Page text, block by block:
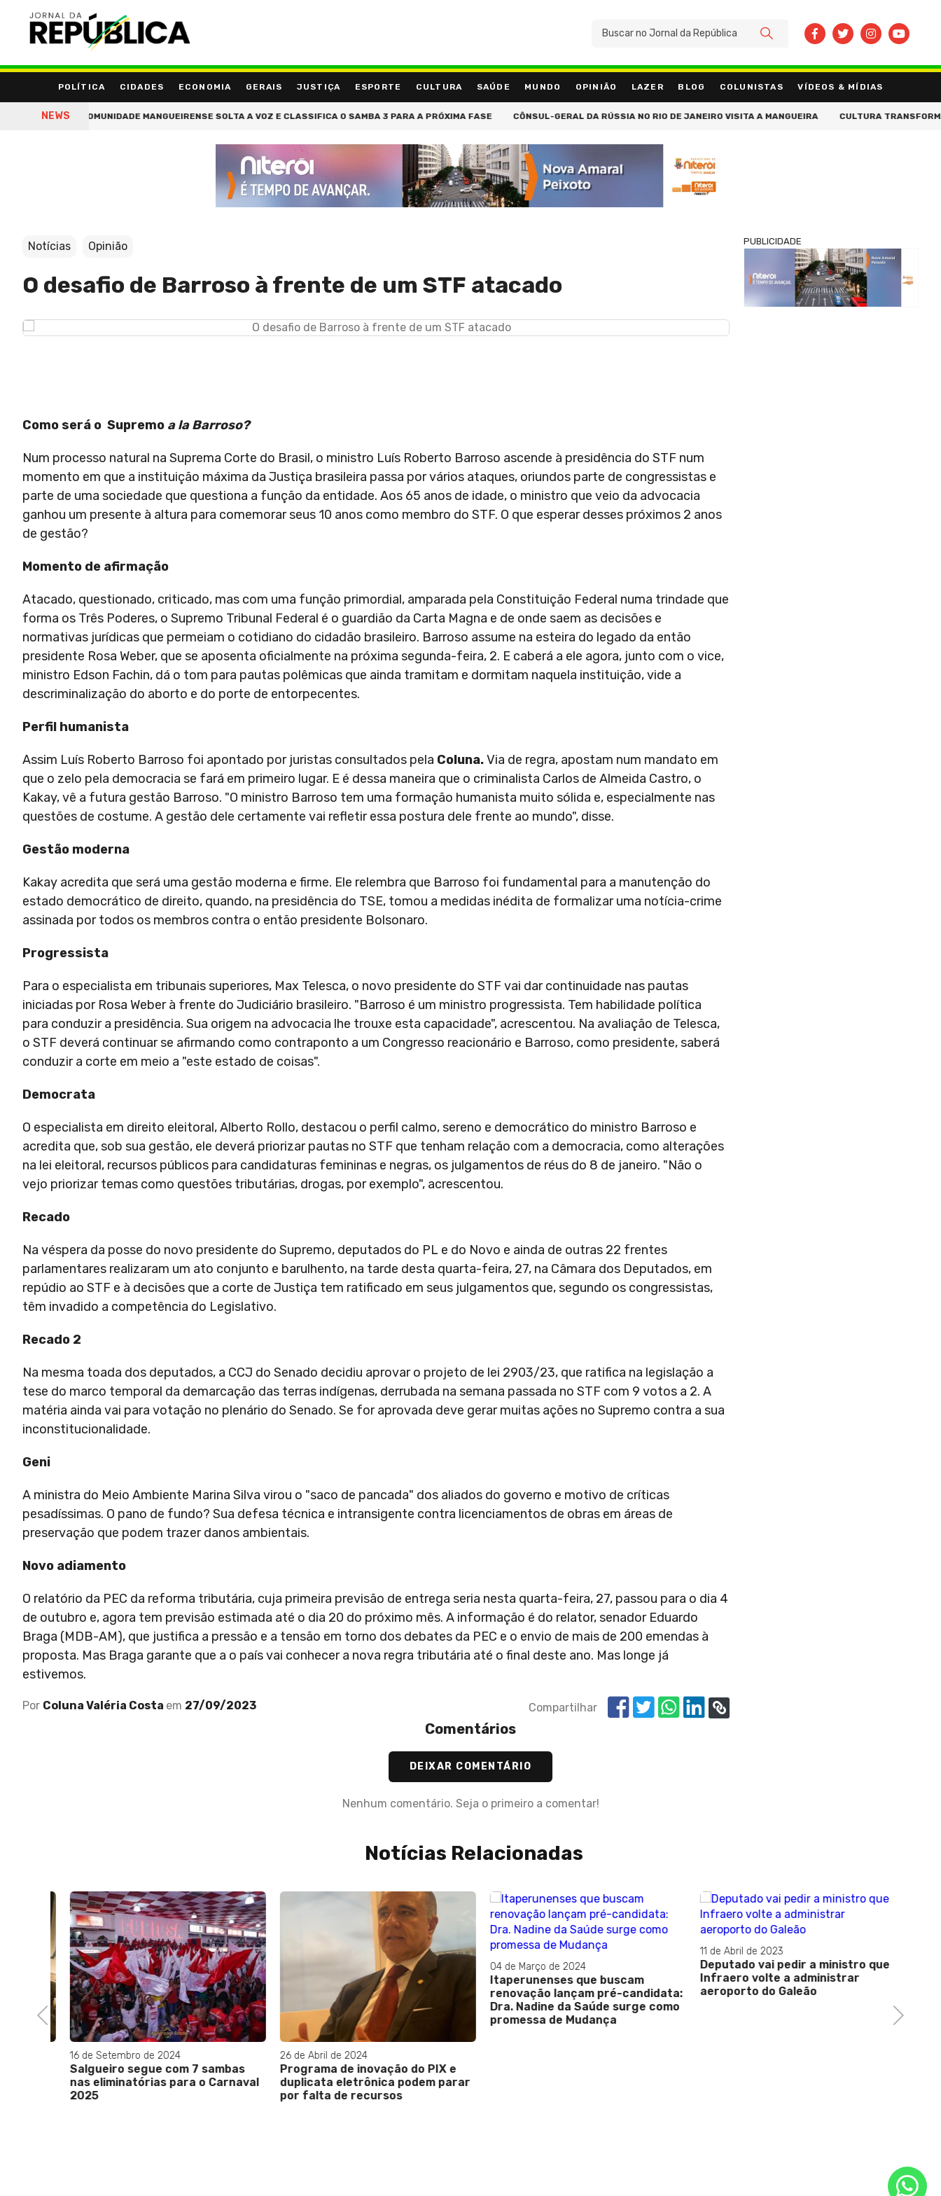
POLÍTICA CIDADES ECONOMIA GERAIS JUSTIÇA ESPORTE CULTURA SAÚDE MUNDO OPINIÃO LAZER BLOG COLUNISTAS VÍDEOS & MÍDIAS
NEWS
COMUNIDADE MANGUEIRENSE SOLTA A VOZ E CLASSIFICA O SAMBA 3 PARA A PRÓXIMA FASE CÔNSUL-GERAL DA RÚSSIA NO RIO DE JANEIRO VISITA A MANGUEIRA CULTURA TRANSFORMA
BUSCAR
Notícias Opinião
O desafio de Barroso à frente de um STF atacado
Como será o Supremo a la Barroso?
Num processo natural na Suprema Corte do Brasil, o ministro Luís Roberto Barroso ascende à presidência do STF num
momento em que a instituição máxima da Justiça brasileira passa por vários ataques, oriundos parte de congressistas e
parte de uma sociedade que questiona a função da entidade. Aos 65 anos de idade, o ministro que veio da advocacia
ganhou um presente à altura para comemorar seus 10 anos como membro do STF. O que esperar desses próximos 2 anos
de gestão?
Momento de afirmação
Atacado, questionado, criticado, mas com uma função primordial, amparada pela Constituição Federal numa trindade que
forma os Três Poderes, o Supremo Tribunal Federal é o guardião da Carta Magna e de onde saem as decisões e
normativas jurídicas que permeiam o cotidiano do cidadão brasileiro. Barroso assume na esteira do legado da então
presidente Rosa Weber, que se aposenta oficialmente na próxima segunda-feira, 2. E caberá a ele agora, junto com o vice,
ministro Edson Fachin, dá o tom para pautas polêmicas que ainda tramitam e dormitam naquela instituição, vide a
descriminalização do aborto e do porte de entorpecentes.
Perfil humanista
Assim Luís Roberto Barroso foi apontado por juristas consultados pela Coluna.Via de regra, apostam num mandato em
que o zelo pela democracia se fará em primeiro lugar. E é dessa maneira que o criminalista Carlos de Almeida Castro, o
Kakay, vê a futura gestão Barroso. "O ministro Barroso tem uma formação humanista muito sólida e, especialmente nas
questões de costume. A gestão dele certamente vai refletir essa postura dele frente ao mundo", disse.
Gestão moderna
Kakay acredita que será uma gestão moderna e firme. Ele relembra que Barroso foi fundamental para a manutenção do
estado democrático de direito, quando, na presidência do TSE, tomou a medidas inédita de formalizar uma notícia-crime
assinada por todos os membros contra o então presidente Bolsonaro.
Progressista
Para o especialista em tribunais superiores, Max Telesca, o novo presidente do STF vai dar continuidade nas pautas
iniciadas por Rosa Weber à frente do Judiciário brasileiro. "Barroso é um ministro progressista. Tem habilidade política
para conduzir a presidência. Sua origem na advocacia lhe trouxe esta capacidade", acrescentou. Na avaliação de Telesca,
o STF deverá continuar se afirmando como contraponto a um Congresso reacionário e Barroso, como presidente, saberá
conduzir a corte em meio a "este estado de coisas".
Democrata
O especialista em direito eleitoral, Alberto Rollo, destacou o perfil calmo, sereno e democrático do ministro Barroso e
acredita que, sob sua gestão, ele deverá priorizar pautas no STF que tenham relação com a democracia, como alterações
na lei eleitoral, recursos públicos para candidaturas femininas e negras, os julgamentos de réus do 8 de janeiro. "Não o
vejo priorizar temas como questões tributárias, drogas, por exemplo", acrescentou.
Recado
Na véspera da posse do novo presidente do Supremo, deputados do PL e do Novo e ainda de outras 22 frentes
parlamentares realizaram um ato conjunto e barulhento, na tarde desta quarta-feira, 27, na Câmara dos Deputados, em
repúdio ao STF e à decisões que a corte de Justiça tem ratificado em seus julgamentos que, segundo os congressistas,
têm invadido a competência do Legislativo.
Recado 2
Na mesma toada dos deputados, a CCJ do Senado decidiu aprovar o projeto de lei 2903/23, que ratifica na legislação a
tese do marco temporal da demarcação das terras indígenas, derrubada na semana passada no STF com 9 votos a 2. A
matéria ainda vai para votação no plenário do Senado. Se for aprovada deve gerar muitas ações no Supremo contra a sua
inconstitucionalidade.
Geni
A ministra do Meio Ambiente Marina Silva virou o "saco de pancada" dos aliados do governo e motivo de críticas
pesadíssimas. O pano de fundo? Sua defesa técnica e intransigente contra licenciamentos de obras em áreas de
preservação que podem trazer danos ambientais.
Novo adiamento
O relatório da PEC da reforma tributária, cuja primeira previsão de entrega seria nesta quarta-feira, 27, passou para o dia 4
de outubro e, agora tem previsão estimada até o dia 20 do próximo mês. A informação é do relator, senador Eduardo
Braga (MDB-AM), que justifica a pressão e a tensão em torno dos debates da PEC e o envio de mais de 200 emendas à
proposta. Mas Braga garante que a o país vai conhecer a nova regra tributária até o final deste ano. Mas longe já
estivemos.
Por Coluna Valéria Costa em 27/09/2023 Compartilhar
PUBLICIDADE
Comentários
DEIXAR COMENTÁRIO
Nenhum comentário. Seja o primeiro a comentar!
Notícias Relacionadas
Previous
16 de Setembro de 2024
Salgueiro segue com 7 sambas
nas eliminatórias para o Carnaval
2025
26 de Abril de 2024
Programa de inovação do PIX e
duplicata eletrônica podem parar
por falta de recursos
04 de Março de 2024
Itaperunenses que buscam
renovação lançam pré-candidata:
Dra. Nadine da Saúde surge como
promessa de Mudança
11 de Abril de 2023
Deputado vai pedir a ministro que
Infraero volte a administrar
aeroporto do Galeão
Next